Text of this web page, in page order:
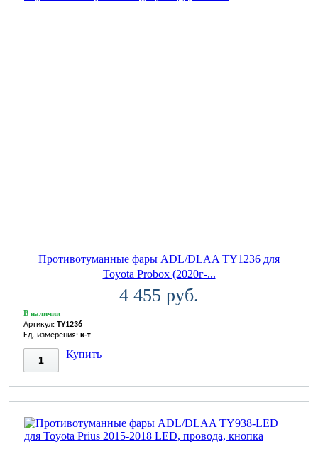
Противотуманные фары ADL/DLAA TY1236 для
Toyota Probox (2020г-...
4 455 руб.
В наличии
Артикул: TY1236
Ед. измерения: к-т
Купить